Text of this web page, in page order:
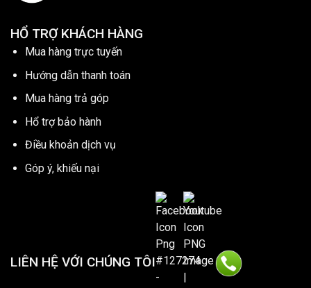
HỔ TRỢ KHÁCH HÀNG
Mua hàng trực tuyến
Hướng dẫn thanh toán
Mua hàng trả góp
Hổ trợ bảo hành
Điều khoản dịch vụ
Góp ý, khiếu nại
LIÊN HỆ VỚI CHÚNG TÔI